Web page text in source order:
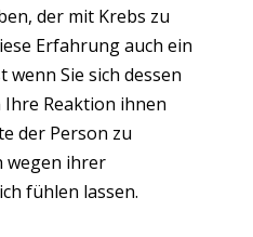
der mit Krebs zu
Erfahrung auch ein
wenn Sie sich dessen
Reaktion ihnen
der Person zu
wegen ihrer
fühlen lassen.